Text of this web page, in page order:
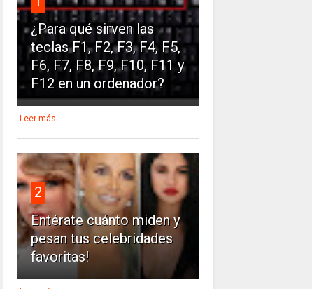
¿Para qué sirven las
teclas F1, F2, F3, F4, F5,
F6, F7, F8, F9, F10, F11 y
F12 en un ordenador?
Leer más
2
Entérate cuánto miden y
pesan tus celebridades
favoritas!